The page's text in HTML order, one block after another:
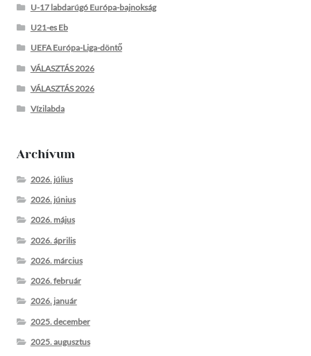
U-17 labdarúgó Európa-bajnokság
U21-es Eb
UEFA Európa-Liga-döntő
VÁLASZTÁS 2026
VÁLASZTÁS 2026
Vízilabda
Archívum
2026. július
2026. június
2026. május
2026. április
2026. március
2026. február
2026. január
2025. december
2025. augusztus